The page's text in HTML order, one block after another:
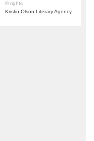
© rights
Kristin Olson Literary Agency